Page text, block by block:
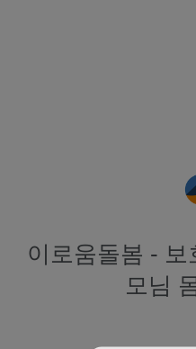
이로움돌봄 -
모님